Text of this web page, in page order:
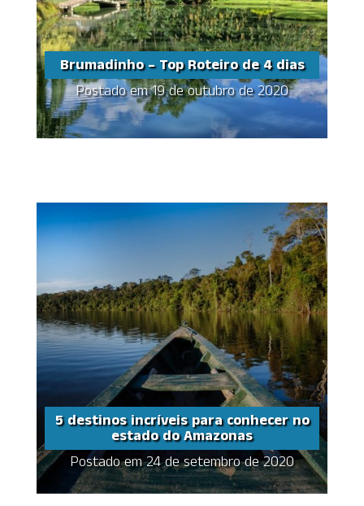
Brumadinho – Top Roteiro de 4 dias
Postado em 19 de outubro de 2020
Brumadinho – Top
Roteiro de 4 dias
5 destinos incríveis para conhecer no
estado do Amazonas
Postado em 24 de setembro de 2020
5 destinos incríveis
para conhecer no
estado do Amazonas